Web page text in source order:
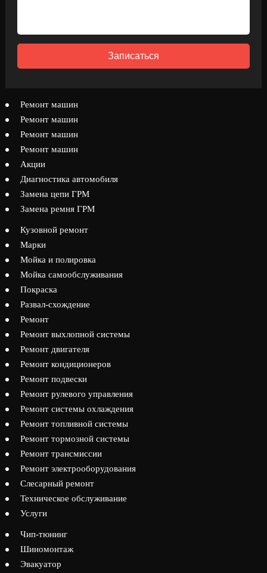
Записаться
Ремонт машин
Ремонт машин
Ремонт машин
Ремонт машин
Акции
Диагностика автомобиля
Замена цепи ГРМ
Замена ремня ГРМ
Кузовной ремонт
Марки
Мойка и полировка
Мойка самообслуживания
Покраска
Развал-схождение
Ремонт
Ремонт выхлопной системы
Ремонт двигателя
Ремонт кондиционеров
Ремонт подвески
Ремонт рулевого управления
Ремонт системы охлаждения
Ремонт топливной системы
Ремонт тормозной системы
Ремонт трансмиссии
Ремонт электрооборудования
Слесарный ремонт
Техническое обслуживание
Услуги
Чип-тюнинг
Шиномонтаж
Эвакуатор